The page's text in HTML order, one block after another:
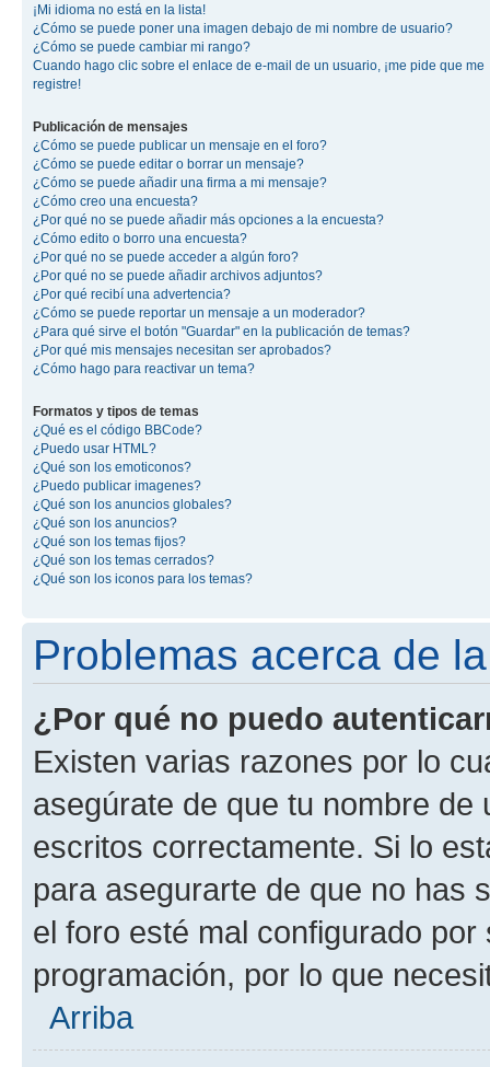
¡Mi idioma no está en la lista!
¿Cómo se puede poner una imagen debajo de mi nombre de usuario?
¿Cómo se puede cambiar mi rango?
Cuando hago clic sobre el enlace de e-mail de un usuario, ¡me pide que me
registre!
Publicación de mensajes
¿Cómo se puede publicar un mensaje en el foro?
¿Cómo se puede editar o borrar un mensaje?
¿Cómo se puede añadir una firma a mi mensaje?
¿Cómo creo una encuesta?
¿Por qué no se puede añadir más opciones a la encuesta?
¿Cómo edito o borro una encuesta?
¿Por qué no se puede acceder a algún foro?
¿Por qué no se puede añadir archivos adjuntos?
¿Por qué recibí una advertencia?
¿Cómo se puede reportar un mensaje a un moderador?
¿Para qué sirve el botón "Guardar" en la publicación de temas?
¿Por qué mis mensajes necesitan ser aprobados?
¿Cómo hago para reactivar un tema?
Formatos y tipos de temas
¿Qué es el código BBCode?
¿Puedo usar HTML?
¿Qué son los emoticonos?
¿Puedo publicar imagenes?
¿Qué son los anuncios globales?
¿Qué son los anuncios?
¿Qué son los temas fijos?
¿Qué son los temas cerrados?
¿Qué son los iconos para los temas?
Problemas acerca de
¿Por qué no puedo
Existen varias razones por lo
asegúrate de que tu nombre
escritos correctamente. Si lo
para asegurarte de que no has
el foro esté mal configurado
programación, por lo que
Arriba